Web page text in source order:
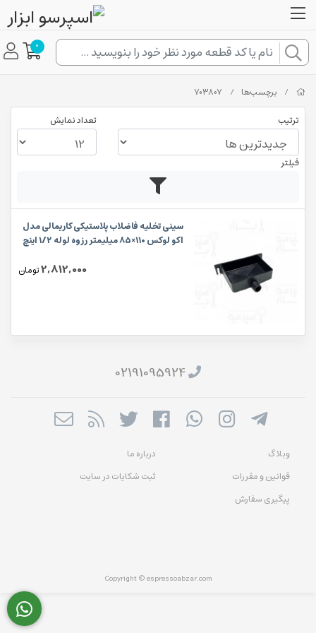
0
/ برچسب‌ها /
703807
ترتیب تعداد نمایش
فیلتر
سینی تخلیه فاضلاب پلاستیکی کاریمالی مدل
اکو لوکس ۱۱۰×۸۵ میلیمتر رزوه لوله ۱/۲ اینچ
2,812,000تومان
02191095924
وبلاگ
درباره ما
قوانین و مقررات
ثبت شکایات در سایت
پیگیری سفارش
Copyright © espressoabzar.com